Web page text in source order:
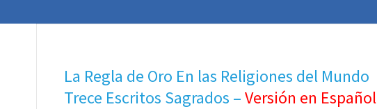
La Regla de Oro En las Religiones del Mundo
Trece Escritos Sagrados –Versión en Español